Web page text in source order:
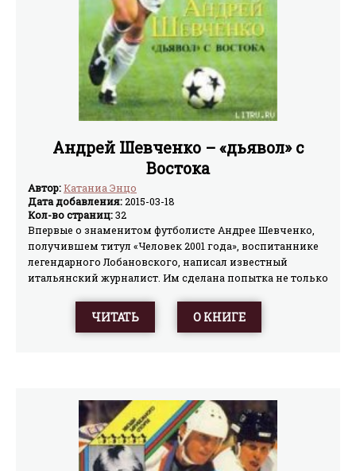
Андрей Шевченко – «дьявол» с
Востока
Автор:Катаниа Энцо
Дата добавления:2015-03-18
Кол-во страниц:32
Впервые о знаменитом футболисте Андрее Шевченко,
получившем титул «Человек 2001 года», воспитаннике
легендарного Лобановского, написал известный
итальянский журналист. Им сделана попытка не только
дать хронологию последнего жизненного отрезка
футболиста, проведенного им в одном из сильнейших
ЧИТАТЬ О КНИГЕ